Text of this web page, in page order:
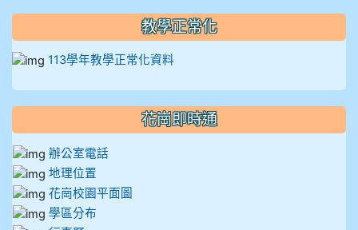
911王祉傑
911張 婷
912彭子宸
914王苡澄
教學正常化
113學年教學正常化資料
花崗即時通
辦公室電話
地理位置
花崗校園平面圖
學區分布